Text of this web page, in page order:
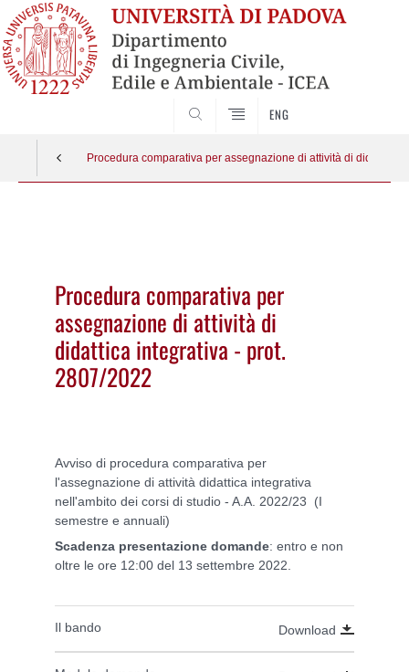
ENG
Procedura comparativa per assegnazione di attività di didattica
Procedura comparativa per
assegnazione di attività di
didattica integrativa - prot.
2807/2022
Avviso di procedura comparativa per
l'assegnazione di attività didattica integrativa
nell'ambito dei corsi di studio - A.A. 2022/23 (I
semestre e annuali)
Scadenza presentazione domande: entro e non
oltre le ore 12:00 del 13 settembre 2022.
Il bando Download